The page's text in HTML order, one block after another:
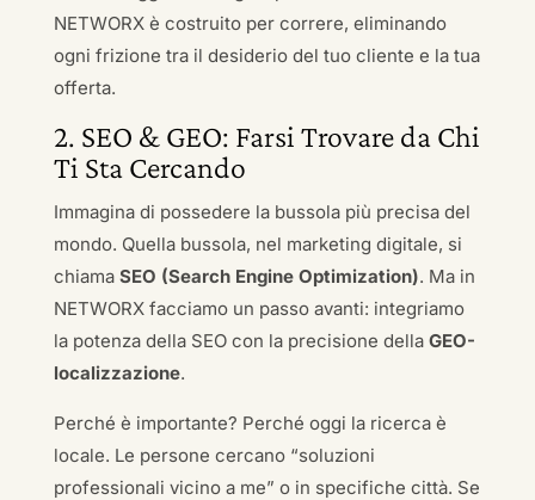
NETWORX è costruito per correre, eliminando
ogni frizione tra il desiderio del tuo cliente e la tua
offerta.
2. SEO & GEO: Farsi Trovare da Chi
Ti Sta Cercando
Immagina di possedere la bussola più precisa del
mondo. Quella bussola, nel marketing digitale, si
chiama SEO (Search Engine Optimization). Ma in
NETWORX facciamo un passo avanti: integriamo
la potenza della SEO con la precisione della GEO-
localizzazione.
Perché è importante? Perché oggi la ricerca è
locale. Le persone cercano “soluzioni
professionali vicino a me” o in specifiche città. Se